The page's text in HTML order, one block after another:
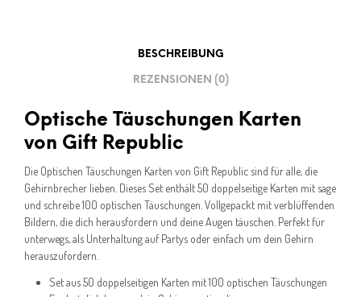
BESCHREIBUNG
REZENSIONEN (0)
Optische Täuschungen Karten
von Gift Republic
Die Optischen Täuschungen Karten von Gift Republic sind für alle, die
Gehirnbrecher lieben. Dieses Set enthält 50 doppelseitige Karten mit sage
und schreibe 100 optischen Täuschungen. Vollgepackt mit verblüffenden
Bildern, die dich herausfordern und deine Augen täuschen. Perfekt für
unterwegs, als Unterhaltung auf Partys oder einfach um dein Gehirn
herauszufordern.
Set aus 50 doppelseitigen Karten mit 100 optischen Täuschungen